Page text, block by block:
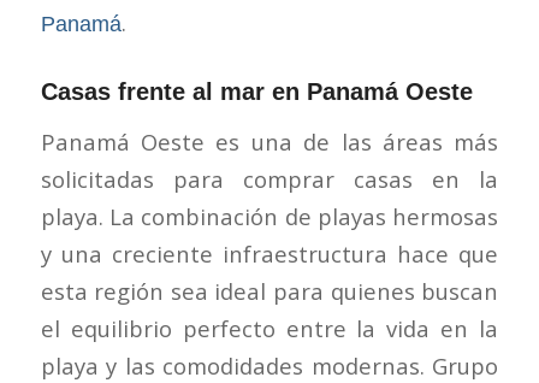
Panamá.
Casas frente al mar en Panamá Oeste
Panamá Oeste es una de las áreas más
solicitadas para comprar casas en la
playa. La combinación de playas hermosas
y una creciente infraestructura hace que
esta región sea ideal para quienes buscan
el equilibrio perfecto entre la vida en la
playa y las comodidades modernas. Grupo